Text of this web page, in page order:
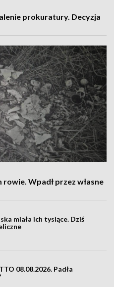
prokuratury. Decyzja
Wpadł przez własne
miała ich tysiące. Dziś
08.08.2026. Padła